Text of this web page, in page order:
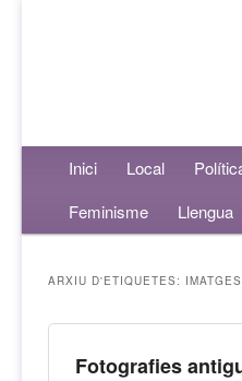
Menú principalAneu al contingut
Aneu al contingut
Inici Local
Feminisme
Llengua
ARXIU D'ETIQUETES: IMATGES
Fotografies